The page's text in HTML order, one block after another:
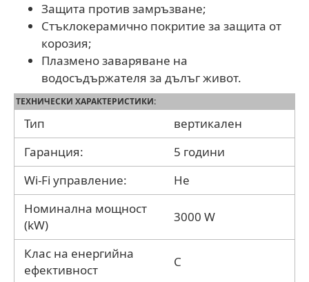
Защита против замръзване;
Стъклокерамично покритие за защита от
корозия;
Плазмено заваряване на
водосъдържателя за дълъг живот.
ТЕХНИЧЕСКИ ХАРАКТЕРИСТИКИ:
Тип
вертикален
Гаранция:
5 години
Wi-Fi управление:
Не
Номинална мощност
(kW)
3000 W
Клас на енергийна
ефективност
C